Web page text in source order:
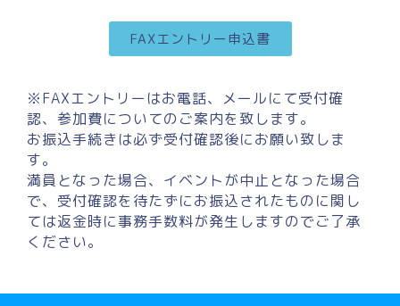
FAXエントリー申込書
※FAXエントリーはお電話、メールにて受付確
認、参加費についてのご案内を致します。
お振込手続きは必ず受付確認後にお願い致しま
す。
満員となった場合、イベントが中止となった場合
で、受付確認を待たずにお振込されたものに関し
ては返金時に事務手数料が発生しますのでご了承
ください。